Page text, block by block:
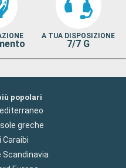
A TUA DISPOSIZIONE
7/7 G
popolari
greche
Caraibi
Scandinavia